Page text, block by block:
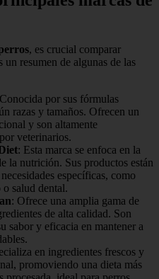
, es crucial comparar
resumen de algunas de las
por sus fórmulas
razas y tamaños. Ofrecen un
y son altamente
veterinarios.
: Esta marca se enfoca en la
la nutrición. Sus productos están
específicas, como
o salud dental.
: Ofrece una amplia gama de
de alta calidad. Son
sabor y eficacia en mantener a
en ingredientes frescos y
promoviendo una dieta más